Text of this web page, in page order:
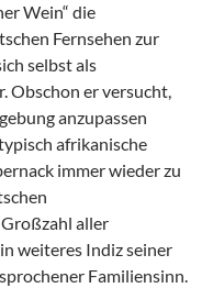
Wein“ die
Fernsehen zur
selbst als
Obschon er versucht,
anzupassen
afrikanische
immer wieder zu
aller
weiteres Indiz seiner
Familiensinn.